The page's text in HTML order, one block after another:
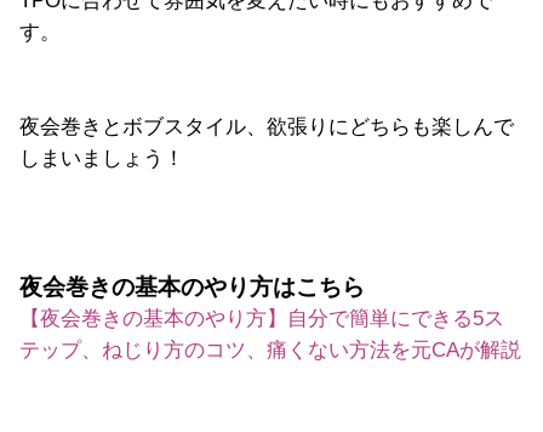
す。
夜会巻きとボブスタイル、欲張りにどちらも楽しんで
しまいましょう！
夜会巻きの基本のやり方はこちら
【夜会巻きの基本のやり方】自分で簡単にできる5ス
テップ、ねじり方のコツ、痛くない方法を元CAが解説